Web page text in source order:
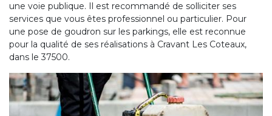
une voie publique. Il est recommandé de solliciter ses
services que vous êtes professionnel ou particulier. Pour
une pose de goudron sur les parkings, elle est reconnue
pour la qualité de ses réalisations à Cravant Les Coteaux,
dans le 37500.